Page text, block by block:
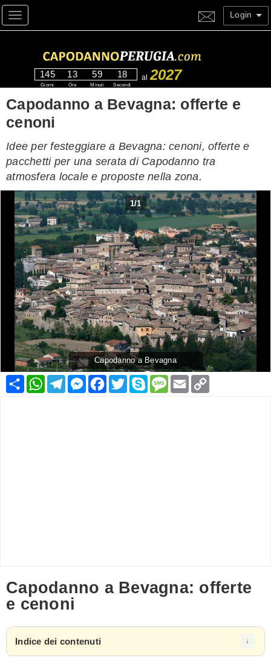
Toggle navigation Login
145
Giorni
13
Ore
59
Minuti
17
Secondi
al 2027
Capodanno a Bevagna: offerte e
cenoni
Idee per festeggiare a Bevagna: cenoni, offerte e
pacchetti per una serata di Capodanno tra
atmosfera locale e proposte nella zona.
1/1
Capodanno a Bevagna
Condividi
WhatsApp
Telegram
Messenger
Facebook
TwitterSkypeMessage
Email
Capodanno a Bevagna: offerte
e cenoni
Indice dei contenuti